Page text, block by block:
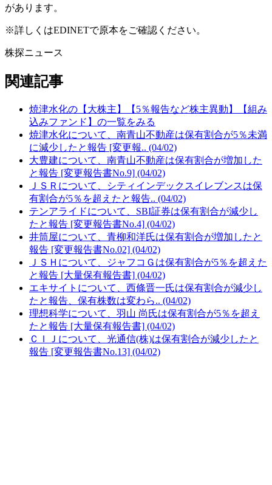
があります。
※詳しくはEDINETで原本をご確認ください。
株探ニュース
関連記事
焼津水化の【大株主】【5％報告など株主異動】【組み
込みファンド】の一覧をみる
焼津水化について、南青山不動産は保有割合が5％未満
に減少したと報告 [変更報.. (04/02)
大豊建について、南青山不動産は保有割合が増加した
と報告 [変更報告書No.9] (04/02)
ＪＳＲについて、シティインデックスイレブンスは保
有割合が5％を超えたと報告.. (04/02)
テンアライドについて、SBI証券は保有割合が減少し
たと報告 [変更報告書No.4] (04/02)
井筒屋について、青柳和洋氏は保有割合が増加したと
報告 [変更報告書No.02] (04/02)
ＪＳＨについて、ジャフコＧは保有割合が5％を超えた
と報告 [大量保有報告書] (04/02)
エキサイトについて、西條晋一氏は保有割合が減少し
たと報告、保有株数は変わら.. (04/02)
理想科学について、羽山 尚氏は保有割合が5％を超え
たと報告 [大量保有報告書] (04/02)
ＣＩＪについて、光通信(株)は保有割合が減少したと
報告 [変更報告書No.13] (04/02)